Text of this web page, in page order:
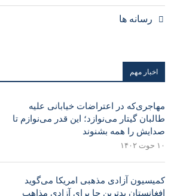
رسانه ها
اخبار مهم
مهاجری‌که در اعتراضات خیابانی علیه
طالبان گیتار می‌نوازد؛ این قدر می‌نوازم تا
صدایش را همه بشنوند
۱۰ حوت ۱۴۰۲
کمیسیون آزادی مذهبی امریکا می‌گوید
افغانستان بدترین جا برای آزادی مذاهب